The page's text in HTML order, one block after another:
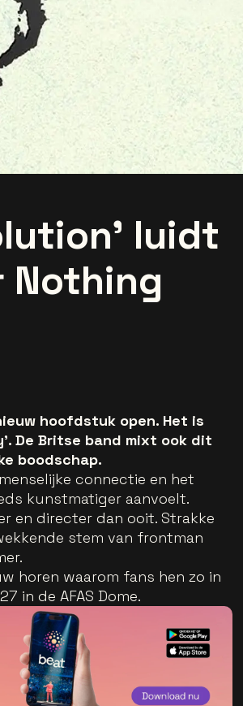
luidt
hoofdstuk open. Het is
De Britse band mixt ook dit
boodschap.
connectie en het
kunstmatiger aanvoelt.
en directer dan ooit. Strakke
stem van frontman
horen waarom fans hen zo in
in de AFAS Dome.